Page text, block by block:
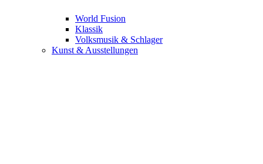
World Fusion
Klassik
Volksmusik & Schlager
Kunst & Ausstellungen